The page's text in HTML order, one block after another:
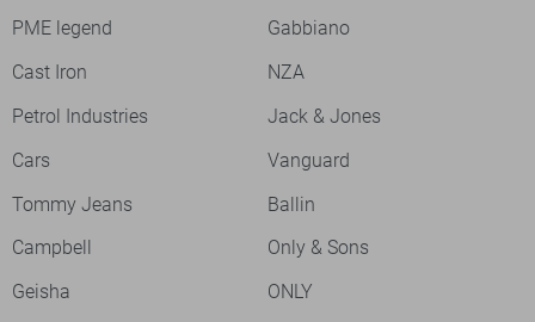
PME legend
Gabbiano
Cast Iron
NZA
Petrol Industries
Jack & Jones
Cars
Vanguard
Tommy Jeans
Ballin
Campbell
Only & Sons
Geisha
ONLY